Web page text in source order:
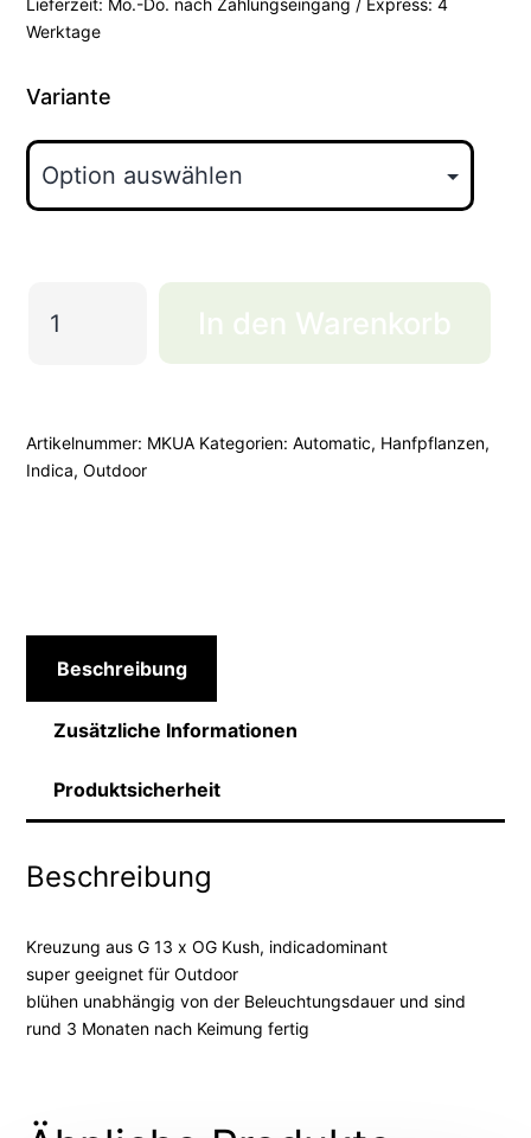
Lieferzeit: Mo.-Do. nach Zahlungseingang / Express: 4
Werktage
Variante
Ultra
In den Warenkorb
Artikelnummer: MKUA Kategorien:Automatic, Hanfpflanzen,
Indica,Outdoor
Beschreibung
Zusätzliche Informationen
Produktsicherheit
Beschreibung
Kreuzung aus G 13 x OG Kush, indicadominant
super geeignet für Outdoor
blühen unabhängig von der Beleuchtungsdauer und sind
rund 3 Monaten nach Keimung fertig